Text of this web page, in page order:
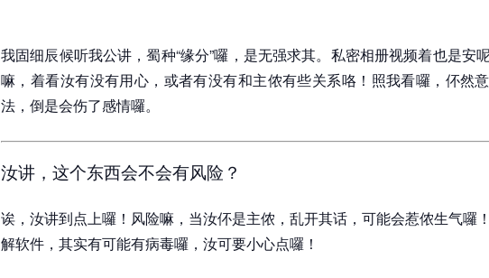
我固细辰候听我公讲，蜀种“缘分”囉，是无强求其。私密相册视频着也是安
嘛，着看汝有没有用心，或者有没有和主侬有些关系咯！照我看囉，伓然
法，倒是会伤了感情囉。
汝讲，这个东西会不会有风险？
诶，汝讲到点上囉！风险嘛，当汝伓是主侬，乱开其话，可能会惹侬生气囉
解软件，其实有可能有病毒囉，汝可要小心点囉！